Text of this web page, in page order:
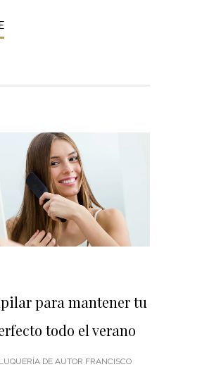
para mantener tu
todo el verano
DE AUTOR FRANCISCO